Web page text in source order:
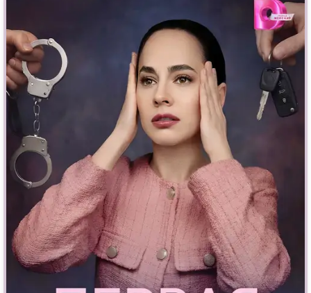
Киберпанк Коллекция
Комикс Маги и Волшебники
Наркотики Новогодние
Основанное на
реальных
событиях
Параллельные миры
Перевод Перевод Кубик в Кубе
Перевод Кураж-Бамбей Пеплум
Подростковаяжестокость Постапокалипсис
Призраки Про акул
Про апокалипсис Про богов
Про богатых Про вампиров
Про викингов